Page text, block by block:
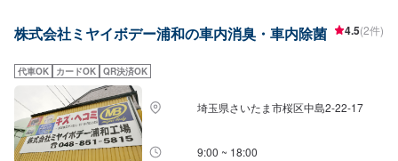
ください『代車について』代車をご用意しています。お車の作業中は代車を
業時間・定休日』営業時間：8:30〜18:00定休日：日・祝・第一月曜
株式会社ミヤイボデー浦和の車内消臭・車内除菌 4.5(2件)
代車OK カードOK QR決済OK
埼玉県さいたま市桜区中島2-22-17
9:00 ~ 18:00